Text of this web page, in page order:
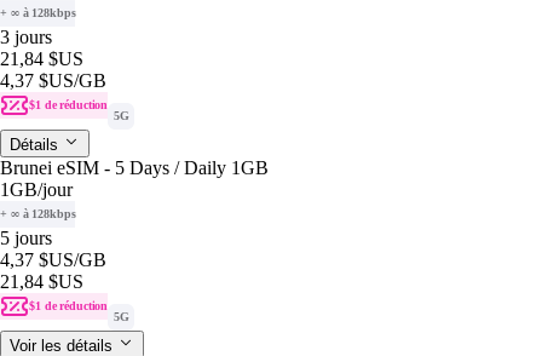
+ ∞ à 128kbps
3 jours
21,84 $US
4,37 $US/GB
$1 de réduction
5G
Détails
Brunei eSIM - 5 Days / Daily 1GB
1GB/jour
+ ∞ à 128kbps
5 jours
4,37 $US/GB
21,84 $US
$1 de réduction
5G
Voir les détails